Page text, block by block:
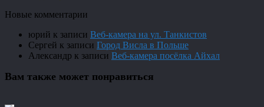
Новые комментарии
юрий к записи Веб-камера на ул. Танкистов
Сергей к записи Город Висла в Польше
Александр к записи Веб-камера посёлка Айхал
Вам также может понравиться